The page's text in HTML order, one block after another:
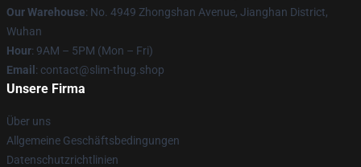
Our Warehouse: No. 4949 Zhongshan Avenue, Jianghan District,
Wuhan
Hour: 9AM – 5PM (Mon – Fri)
Email : contact@slim-thug.shop
Unsere Firma
Über uns
Allgemeine Geschäftsbedingungen
Datenschutzrichtlinien